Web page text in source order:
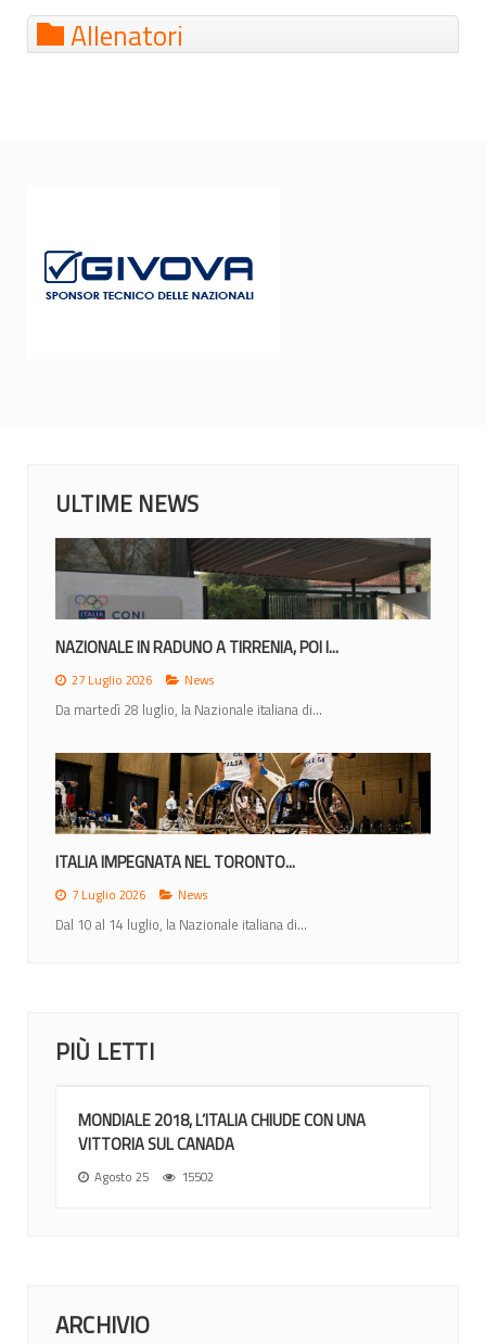
Allenatori
ULTIME NEWS
NAZIONALE IN RADUNO A TIRRENIA, POI I...
27 Luglio 2026 News
Da martedì 28 luglio, la Nazionale italiana di...
ITALIA IMPEGNATA NEL TORONTO...
7 Luglio 2026 News
Dal 10 al 14 luglio, la Nazionale italiana di...
PIÙ LETTI
MONDIALE 2018, L’ITALIA CHIUDE CON UNA
VITTORIA SUL CANADA
Agosto 25 15502
ARCHIVIO